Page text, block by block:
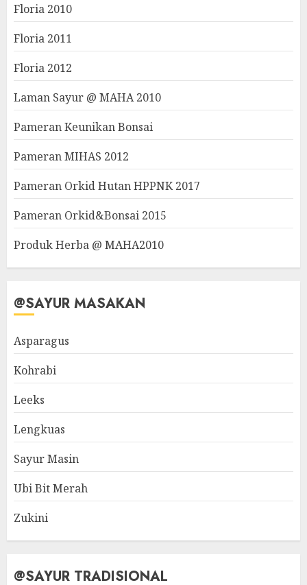
Floria 2010
Floria 2011
Floria 2012
Laman Sayur @ MAHA 2010
Pameran Keunikan Bonsai
Pameran MIHAS 2012
Pameran Orkid Hutan HPPNK 2017
Pameran Orkid&Bonsai 2015
Produk Herba @ MAHA2010
@SAYUR MASAKAN
Asparagus
Kohrabi
Leeks
Lengkuas
Sayur Masin
Ubi Bit Merah
Zukini
@SAYUR TRADISIONAL